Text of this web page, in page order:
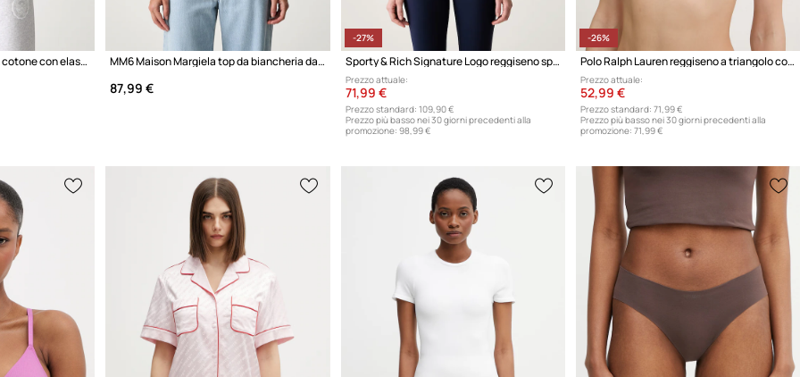
New Balance reggiseno in cotone con elastan MM6 Maison Margiela top da biancheria da donna in cotone con elastan
87,99 €
-27%
Sporty & Rich Signature Logo reggiseno sportivo
Prezzo attuale:
71,99 €
Prezzo standard: 109,90 €
Prezzo più basso nei 30 giorni precedenti alla
promozione: 98,99 €
-26%
Polo Ralph Lauren reggiseno a triangolo con cotone
Prezzo attuale:
52,99 €
Prezzo standard: 71,99 €
Prezzo più basso nei 30 giorni precedenti alla
promozione: 71,99 €